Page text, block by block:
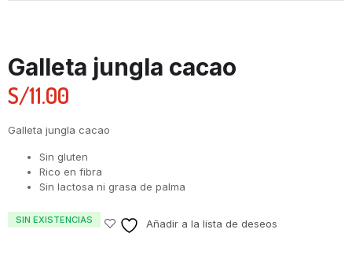
Galleta jungla cacao
S/11.00
Galleta jungla cacao
Sin gluten
Rico en fibra
Sin lactosa ni grasa de palma
SIN EXISTENCIAS Añadir a la lista de deseos